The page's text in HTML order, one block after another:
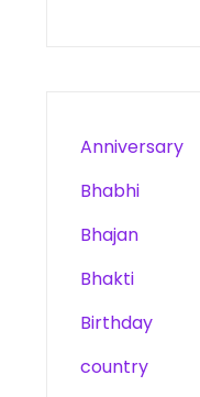
Anniversary
Bhabhi
Bhajan
Bhakti
Birthday
country